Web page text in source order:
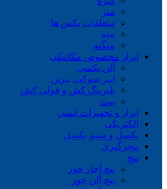
متر
متعلقات بکس ها
مته
منگنه
ابزار مخصوص مکانیکی
آلن بکسی
انبر سوکت بنزین
بلبرینگ کش و فولی کش
بیت
ابزار و تجهیزات ایمنی
الکتریکی
بکسل و سیم بکسل
پنچرگیری
پیچ
پیچ آچار خور
پیچ آلن خور